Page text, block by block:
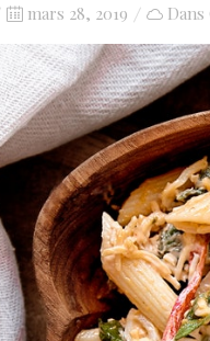
Posted
on
mars 28, 2019 Dans